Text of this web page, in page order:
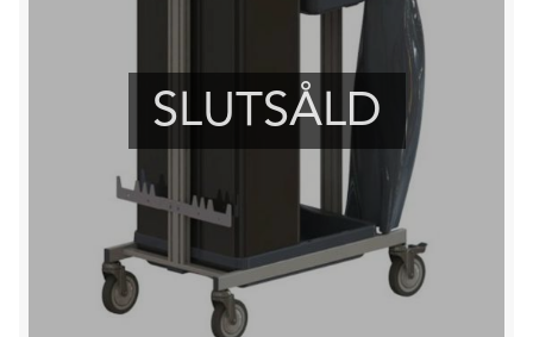
SLUTSÅLD